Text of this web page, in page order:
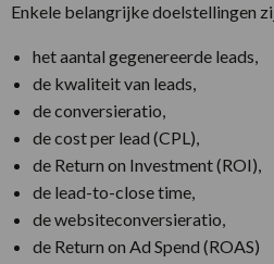
Enkele belangrijke doelstellingen
het aantal gegenereerde leads,
de kwaliteit van leads,
de conversieratio,
de cost per lead (CPL),
de Return on Investment (ROI),
de lead-to-close time,
de websiteconversieratio,
de Return on Ad Spend (ROAS)